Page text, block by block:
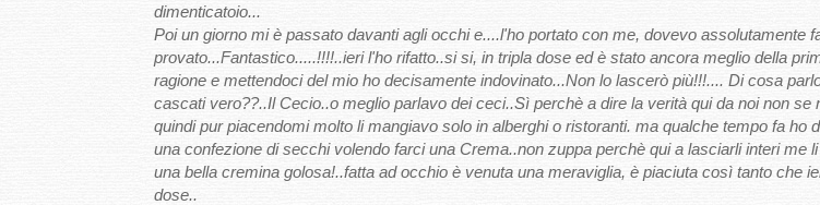
dimenticatoio...
Poi un giorno mi è passato davanti agli occhi e....l'ho portato con me, dovevo assolutamente
provato...Fantastico.....!!!!..ieri l'ho rifatto..si si, in tripla dose ed è stato ancora meglio della
ragione e mettendoci del mio ho decisamente indovinato...Non lo lascerò più!!!.... Di cosa
cascati vero??..Il Cecio..o meglio parlavo dei ceci..Sì perchè a dire la verità qui da noi non se
quindi pur piacendomi molto li mangiavo solo in alberghi o ristoranti. ma qualche tempo fa ho
una confezione di secchi volendo farci una Crema..non zuppa perchè qui a lasciarli interi me
una bella cremina golosa!..fatta ad occhio è venuta una meraviglia, è piaciuta così tanto che
dose..